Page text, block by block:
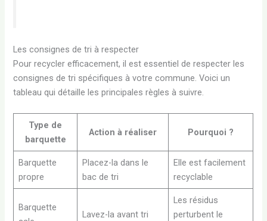
Les consignes de tri à respecter
Pour recycler efficacement, il est essentiel de respecter les
consignes de tri spécifiques à votre commune. Voici un
tableau qui détaille les principales règles à suivre.
Type de
barquette
Action à réaliser Pourquoi ?
Barquette
propre
Placez-la dans le
bac de tri
Elle est facilement
recyclable
Barquette
Lavez-la avant tri
Les résidus
perturbent le